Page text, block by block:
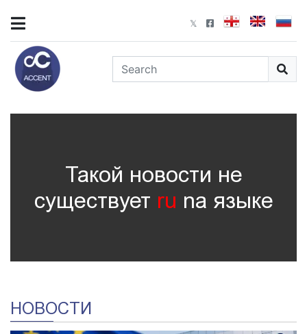
Такой новости не
существует ru nа языке
НОВОСТИ